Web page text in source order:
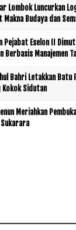
Lombok Luncurkan
Makna Budaya dan
Pejabat Eselon II
Berbasis Manajemen
Bahri Letakkan
Kokok Sidutan
Meriahkan